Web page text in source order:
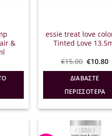
&
essie treat love
Tinted Love
€15.00 Original
was:
€15.00.
€10.80Η
ΔΙΑΒΆΣΤΕ
ΠΕΡΙΣΣΌΤΕΡΑ